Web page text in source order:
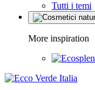
Tutti i temi
More inspiration